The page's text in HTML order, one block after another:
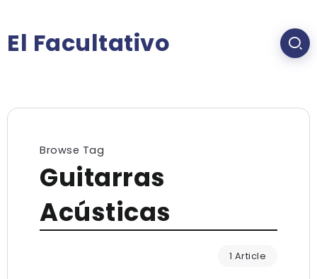
El Facultativo
Browse Tag
Guitarras
Acústicas
1 Article